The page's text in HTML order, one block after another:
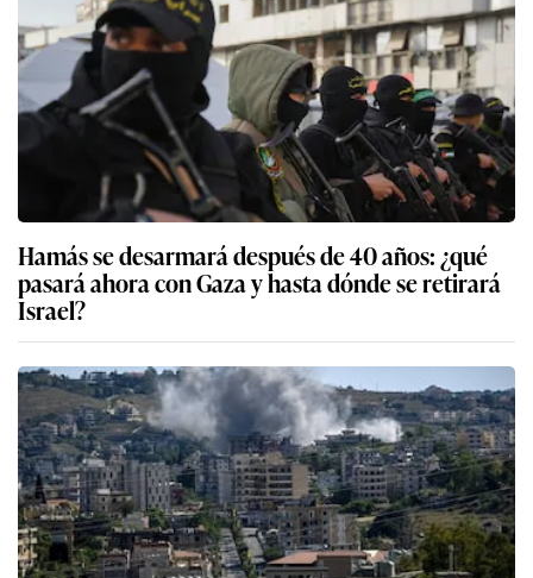
Hamás se desarmará después de 40 años: ¿qué
pasará ahora con Gaza y hasta dónde se retirará
Israel?